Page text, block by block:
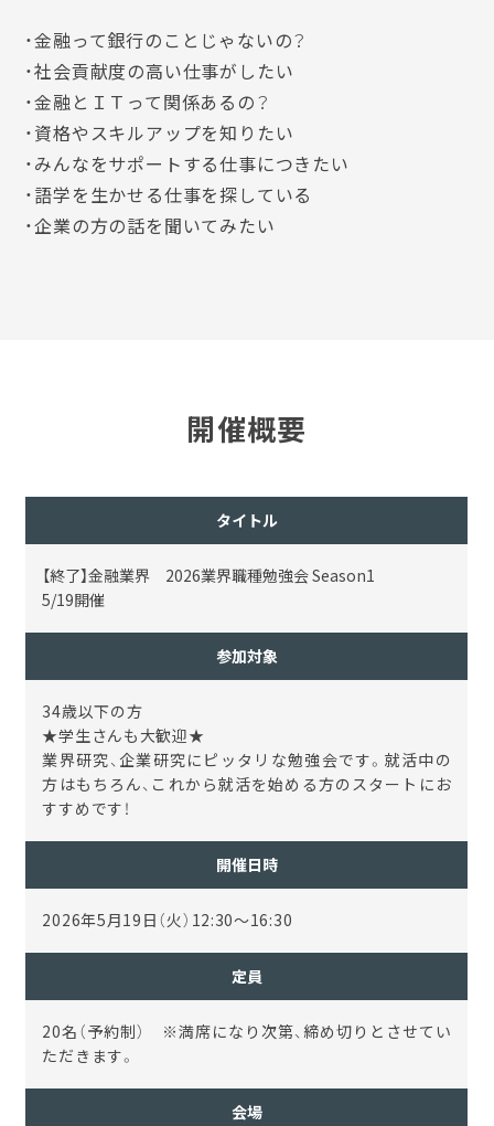
・金融って銀行のことじゃないの？
・社会貢献度の高い仕事がしたい
・金融とＩＴって関係あるの？
・資格やスキルアップを知りたい
・みんなをサポートする仕事につきたい
・語学を生かせる仕事を探している
・企業の方の話を聞いてみたい
開催概要
タイトル
【終了】金融業界 2026業界職種勉強会 Season1
5/19開催
参加対象
34歳以下の方
★学生さんも大歓迎★
業界研究、企業研究にピッタリな勉強会です。就活中の
方はもちろん、これから就活を始める方のスタートにお
すすめです！
開催日時
2026年5月19日（火）12:30～16:30
定員
20名（予約制） ※満席になり次第、締め切りとさせてい
ただきます。
会場